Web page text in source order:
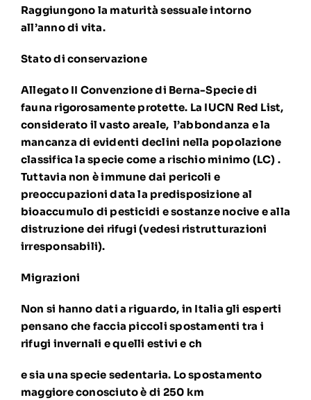
Raggiungono la maturità sessuale intorno
all’anno di vita.
Stato di conservazione
Allegato II Convenzione di Berna-Specie di
fauna rigorosamente protette. La IUCN Red List,
considerato il vasto areale, l’abbondanza e la
mancanza di evidenti declini nella popolazione
classifica la specie come a rischio minimo (LC) .
Tuttavia non è immune dai pericoli e
preoccupazioni data la predisposizione al
bioaccumulo di pesticidi e sostanze nocive e alla
distruzione dei rifugi (vedesi ristrutturazioni
irresponsabili).
Migrazioni
Non si hanno dati a riguardo, in Italia gli esperti
pensano che faccia piccoli spostamenti tra i
rifugi invernali e quelli estivi e ch
e sia una specie sedentaria. Lo spostamento
maggiore conosciuto è di 250 km